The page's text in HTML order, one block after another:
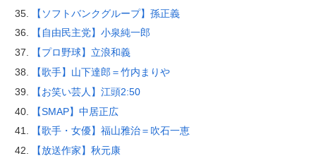
【ソフトバンクグループ】孫正義
【自由民主党】小泉純一郎
【プロ野球】立浪和義
【歌手】山下達郎＝竹内まりや
【お笑い芸人】江頭2:50
【SMAP】中居正広
【歌手・女優】福山雅治＝吹石一恵
【放送作家】秋元康